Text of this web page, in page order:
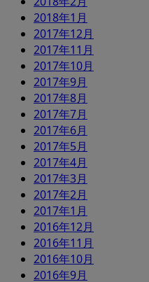
2018年1月
2017年12月
2017年11月
2017年10月
2017年9月
2017年8月
2017年7月
2017年6月
2017年5月
2017年4月
2017年3月
2017年2月
2017年1月
2016年12月
2016年11月
2016年10月
2016年9月